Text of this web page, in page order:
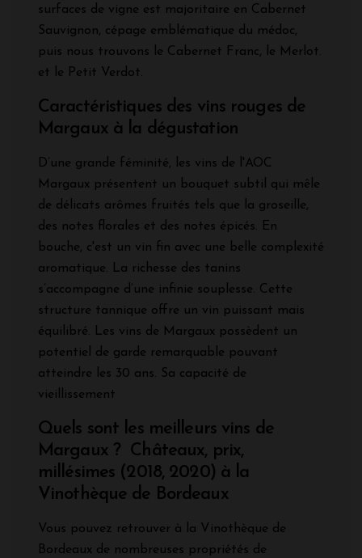
surfaces de vigne est majoritaire en Cabernet
Sauvignon, cépage emblématique du médoc,
puis nous trouvons le Cabernet Franc, le Merlot.
et le Petit Verdot.
Caractéristiques des vins rouges de
Margaux à la dégustation
D’une grande féminité, les vins de l'AOC
Margaux présentent un bouquet subtil qui mêle
de délicats arômes fruités tels que la groseille,
des notes florales et des notes épicés. En
bouche, c'est un vin fin avec une belle complexité
aromatique. La richesse des tanins
s’accompagne d’une infinie souplesse. Cette
structure tannique offre un vin puissant mais
équilibré. Les vins de Margaux possèdent un
potentiel de garde remarquable pouvant
atteindre les 30 ans. Sa capacité de
vieillissement
Quels sont les meilleurs vins de
Margaux ? Châteaux, prix,
millésimes (2018, 2020) à la
Vinothèque de Bordeaux
Vous pouvez retrouver à la Vinothèque de
Bordeaux de nombreuses propriétés de